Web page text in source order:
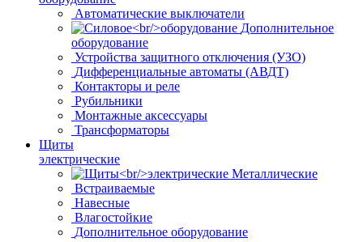
Автоматические выключатели
Дополнительное
оборудование
Устройства защитного отключения (УЗО)
Дифференциальные автоматы (АВДТ)
Контакторы и реле
Рубильники
Монтажные аксессуары
Трансформаторы
Щиты
электрические
Металлические
Встраиваемые
Навесные
Влагостойкие
Дополнительное оборудование